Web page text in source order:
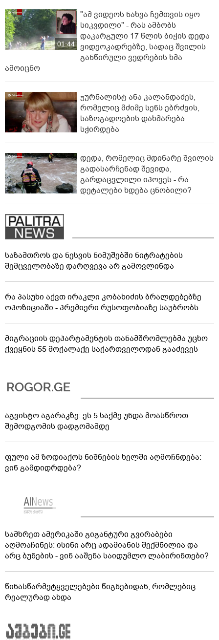
01:44
"ამ ვიდეოს ნახვა ჩემთვის იყო
სიკვდილი" - რას ამბობს
დაკარგული 17 წლის ბიჭის დედა
ვიდეოკადრებზე, სადაც შვილის
განწირული ვედრების ხმა
ამოიცნო
ჟურნალისტ ანა კალანდაძეს,
რომელიც მძიმე სენს ებრძვის,
საზოგადოების დახმარება
სჭირდება
დედა, რომელიც მდინარე შვილის
გადასარჩენად შევიდა,
გარდაცვლილი იპოვეს - რა
დეტალები ხდება ცნობილი?
საზამთროს და ნესვის ნიმუშებში ნიტრატების
შემცველობაზე დარღვევა არ გამოვლინდა
რა პასუხი აქვთ ირაკლი კობახიძის ბრალდებებზე
ოპოზიციაში - პრემიერი რუსოფობიაზე საუბრობს
მიგრაციის დეპარტამენტის თანამშრომლებმა უცხო
ქვეყნის 55 მოქალაქე საქართველოდან გააძევეს
აგვისტო აგარაკზე: ეს 5 საქმე უნდა მოასწროთ
შემოდგომის დადგომამდე
ფული ამ ზოდიაქოს ნიშნების ხელში აღმოჩნდება:
ვინ გამდიდრდება?
სამხრეთ ამერიკაში გიგანტური გვირაბები
აღმოაჩინეს: ისინი არც ადამიანის შექმნილია და
არც ბუნების - ვინ ააშენა საიდუმლო ლაბირინთები?
წინასწარმეტყველებები წიგნებიდან, რომლებიც
რეალურად ახდა